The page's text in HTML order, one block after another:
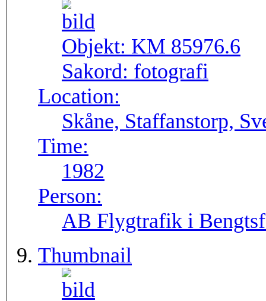
Objekt: KM 85976.6
Sakord: fotografi
Location:
Skåne, Staffanstorp,
Time:
1982
Person:
AB Flygtrafik i
Thumbnail